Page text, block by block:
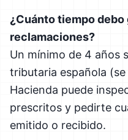
¿Cuánto tiempo debo
reclamaciones?
Un mínimo de 4 años
tributaria española
Hacienda puede
prescritos y pedirte
emitido o recibido.